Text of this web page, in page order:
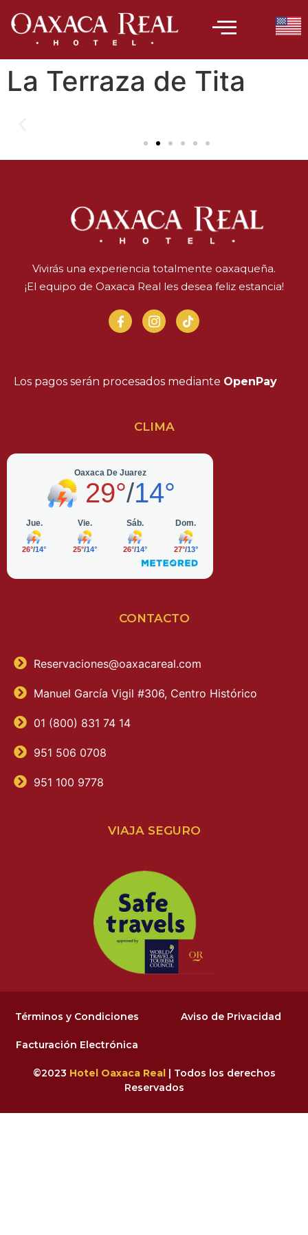
La Terraza de Tita
Vivirás una experiencia totalmente oaxaqueña.
¡El equipo de Oaxaca Real les desea feliz estancia!
Los pagos serán procesados mediante OpenPay
CLIMA
CONTACTO
Reservaciones@oaxacareal.com
Manuel García Vigil #306, Centro Histórico
01 (800) 831 74 14
951 506 0708
951 100 9778
VIAJA SEGURO
©2023 Hotel Oaxaca Real| Todos los derechos
Reservados
Facturación Electrónica
Aviso de Privacidad
Términos y Condiciones